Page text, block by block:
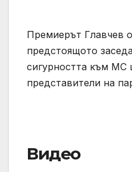
Премиерът Главчев
предстоящото
сигурността към МС
представители на
Видео